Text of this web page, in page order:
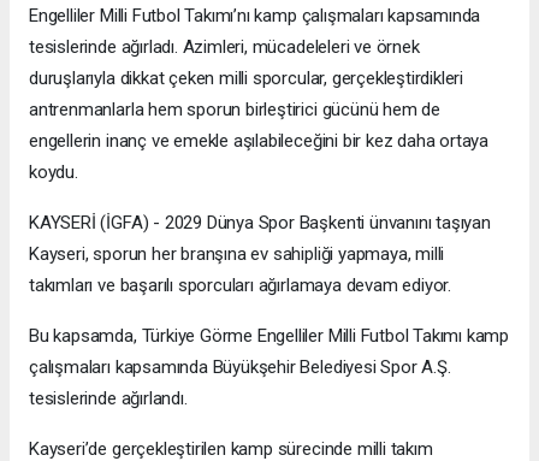
Engelliler Milli Futbol Takımı’nı kamp çalışmaları kapsamında
tesislerinde ağırladı. Azimleri, mücadeleleri ve örnek
duruşlarıyla dikkat çeken milli sporcular, gerçekleştirdikleri
antrenmanlarla hem sporun birleştirici gücünü hem de
engellerin inanç ve emekle aşılabileceğini bir kez daha ortaya
koydu.
KAYSERİ (İGFA) - 2029 Dünya Spor Başkenti ünvanını taşıyan
Kayseri, sporun her branşına ev sahipliği yapmaya, milli
takımları ve başarılı sporcuları ağırlamaya devam ediyor.
Bu kapsamda, Türkiye Görme Engelliler Milli Futbol Takımı kamp
çalışmaları kapsamında Büyükşehir Belediyesi Spor A.Ş.
tesislerinde ağırlandı.
Kayseri’de gerçekleştirilen kamp sürecinde milli takım